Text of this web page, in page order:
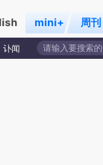
mini+ 周刊
讣闻